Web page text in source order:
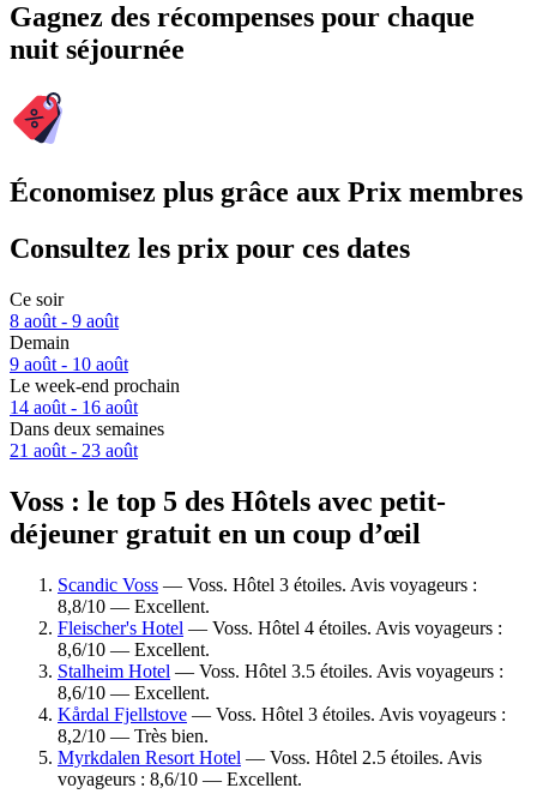
Gagnez des récompenses pour chaque
nuit séjournée
Économisez plus grâce aux Prix membres
Consultez les prix pour ces dates
Ce soir
8 août - 9 août
Demain
9 août - 10 août
Le week-end prochain
14 août - 16 août
Dans deux semaines
21 août - 23 août
Voss : le top 5 des Hôtels avec petit-
déjeuner gratuit en un coup d’œil
Scandic Voss — Voss. Hôtel 3 étoiles. Avis voyageurs :
8,8/10 — Excellent.
Fleischer's Hotel — Voss. Hôtel 4 étoiles. Avis voyageurs :
8,6/10 — Excellent.
Stalheim Hotel — Voss. Hôtel 3.5 étoiles. Avis voyageurs :
8,6/10 — Excellent.
Kårdal Fjellstove — Voss. Hôtel 3 étoiles. Avis voyageurs :
8,2/10 — Très bien.
Myrkdalen Resort Hotel — Voss. Hôtel 2.5 étoiles. Avis
voyageurs : 8,6/10 — Excellent.